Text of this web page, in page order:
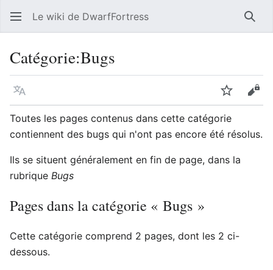
Le wiki de DwarfFortress
Catégorie:Bugs
Langue Suivre
Toutes les pages contenus dans cette catégorie
contiennent des bugs qui n'ont pas encore été résolus.
Ils se situent généralement en fin de page, dans la
rubrique Bugs
Pages dans la catégorie « Bugs »
Cette catégorie comprend 2 pages, dont les 2 ci-
dessous.